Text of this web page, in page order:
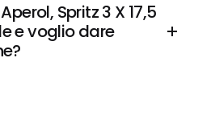
Spritz 3 X 17,5
e voglio dare